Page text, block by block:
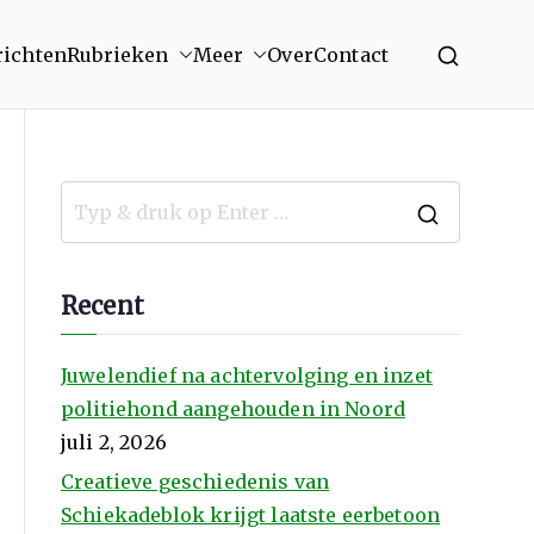
Rubrieken Meer OverContact
Recent
Juwelendief na achtervolging en inzet
politiehond aangehouden in Noord
juli 2, 2026
Creatieve geschiedenis van
Schiekadeblok krijgt laatste eerbetoon